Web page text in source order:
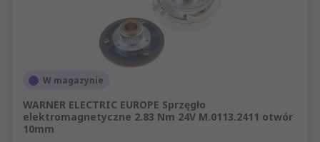
W magazynie
WARNER ELECTRIC EUROPE Sprzęgło
elektromagnetyczne 2.83 Nm 24V M.0113.2411 otwór
10mm